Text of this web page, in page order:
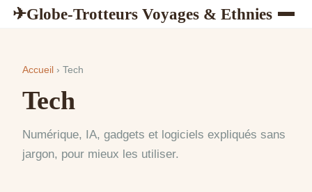
✈Globe-Trotteurs Voyages & Ethnies
Accueil › Tech
Tech
Numérique, IA, gadgets et logiciels expliqués sans
jargon, pour mieux les utiliser.